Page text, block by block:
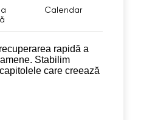
Calendar
rapidă a
Stabilim
care creează